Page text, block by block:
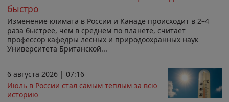
быстро
Изменение климата в России и Канаде происходит в 2–4
раза быстрее, чем в среднем по планете, считает
профессор кафедры лесных и природоохранных наук
Университета Британской...
6 августа 2026 | 07:16
Июль в России стал самым тёплым за всю
историю